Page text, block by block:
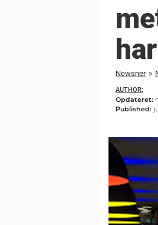
Newsner »
AUTHOR:
Opdateret:
Published: